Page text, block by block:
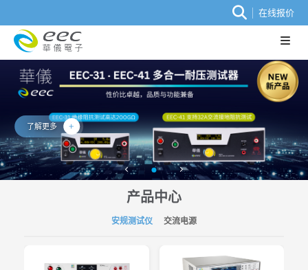
在线报价
了解更多
产品中心
安规测试仪 交流电源